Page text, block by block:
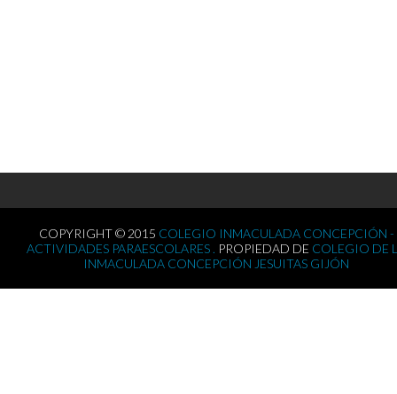
COPYRIGHT © 2015 COLEGIO INMACULADA CONCEPCIÓN -
ACTIVIDADES PARAESCOLARES . PROPIEDAD DE COLEGIO DE
INMACULADA CONCEPCIÓN JESUITAS GIJÓN